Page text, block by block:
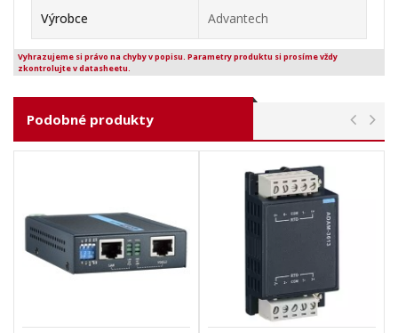
Výrobce Advantech
Vyhrazujeme si právo na chyby v popisu. Parametry produktu si prosíme vždy
zkontrolujte v datasheetu.
Podobné produkty